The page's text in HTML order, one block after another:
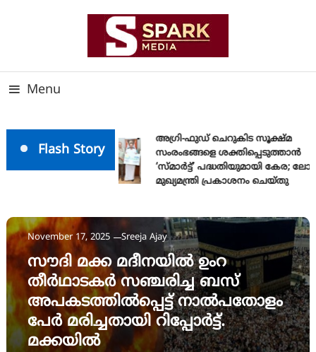
Menu
Flash Story
അഗ്രി-ഫുഡ് ചെറുകിട സൂക്ഷ്മ
സംരംഭങ്ങളെ ശക്തിപ്പെടുത്താന്‍
‘സ്മാര്‍ട്ട്’ പദ്ധതിയുമായി കേര;
മുഖ്യമന്ത്രി പ്രകാശനം ചെയ്തു
November 17, 2025 Sreeja Ajay
സൗദി മക്ക മദീനയിൽ ഉംറ
തീർഥാടകർ സഞ്ചരിച്ച ബസ്
അപകടത്തിൽപ്പെട്ട് നാൽപതോളം
പേർ മരിച്ചതായി റിപ്പോർട്ട്.
മക്കയിൽ